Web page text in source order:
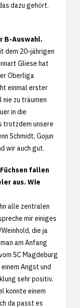
dazu gehört.
B-Auswahl.
dem 20-jährigen
Gliese hat
Oberliga
einmal erster
nie zu träumen
in die
trotzdem unsere
Schmidt, Gojun
wir auch gut.
fallen
aus. Wie
alle zentralen
mir einiges
die ja
am Anfang
SC Magdeburg
Angst und
sehr positiv.
konnte einem
da passt es